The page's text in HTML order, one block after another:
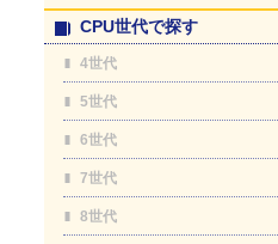
CPU世代で探す
4世代
5世代
6世代
7世代
8世代